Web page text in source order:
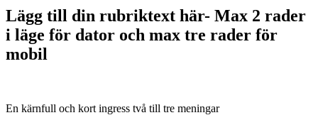
Lägg till din rubriktext här- Max 2 rader
i läge för dator och max tre rader för
mobil
En kärnfull och kort ingress två till tre meningar